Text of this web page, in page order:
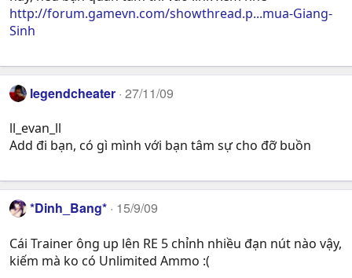
http://forum.gamevn.com/showthread.p...mua-Giang-
Sinh
legendcheater 27/11/09
ll_evan_ll
Add đi bạn, có gì mình với bạn tâm sự cho đỡ buồn
*Dinh_Bang* 15/9/09
Cái Trainer ông up lên RE 5 chỉnh nhiều đạn nút nào vậy,
kiếm mà ko có Unlimited Ammo :(